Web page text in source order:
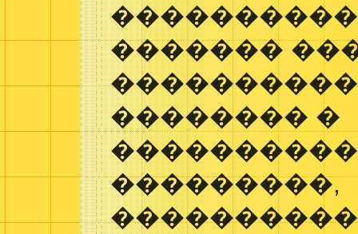
�������
�������� �
���������,